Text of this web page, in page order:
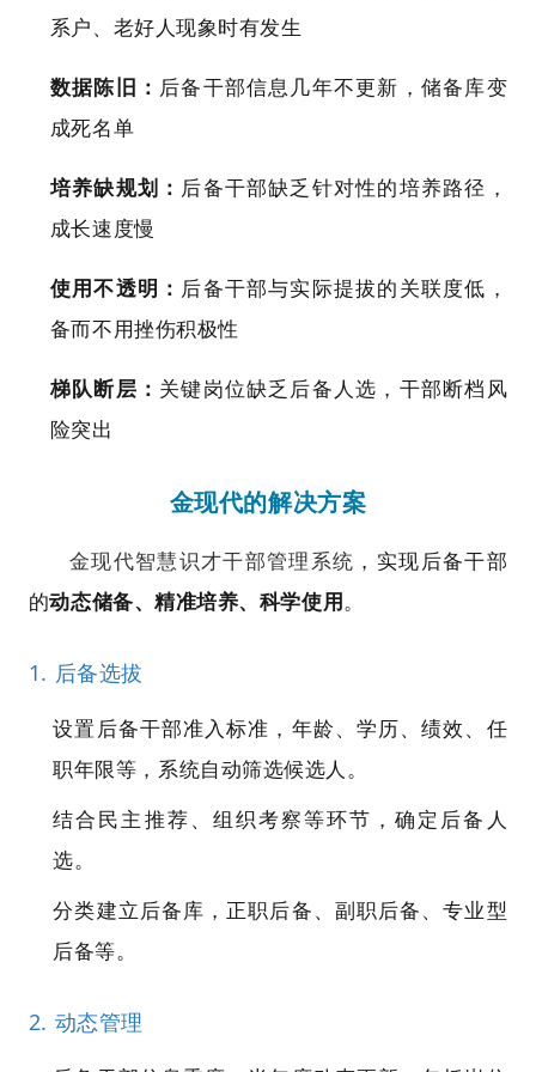
系户、老好人现象时有发生
数据陈旧： 后备干部信息几年不更新，储备库变
成死名单
培养缺规划： 后备干部缺乏针对性的培养路径，
成长速度慢
使用不透明： 后备干部与实际提拔的关联度低，
备而不用挫伤积极性
梯队断层： 关键岗位缺乏后备人选，干部断档风
险突出
金现代的解决方案
金现代智慧识才干部管理系统 ，实现后备干部
的动态储备、精准培养、科学使用。
1. 后备选拔
设置后备干部准入标准，年龄、学历、绩效、任
职年限等，系统自动筛选候选人。
结合民主推荐、组织考察等环节，确定后备人
选。
分类建立后备库，正职后备、副职后备、专业型
后备等。
2. 动态管理